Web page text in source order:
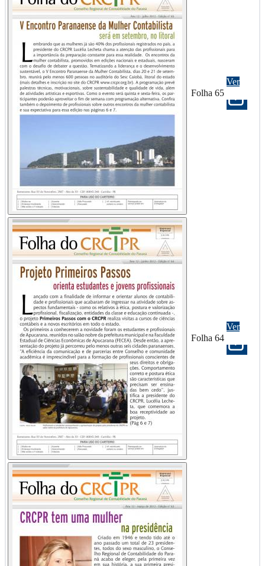
Folha 65
Ver
Folha 64
Ver